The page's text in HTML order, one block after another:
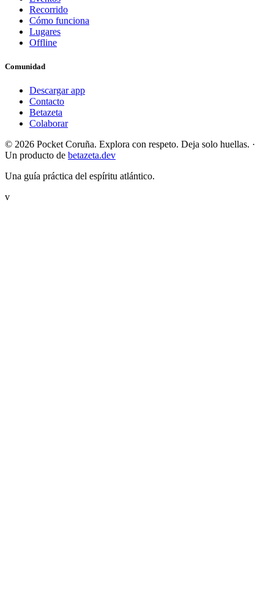
Recorrido
Cómo funciona
Lugares
Offline
Comunidad
Descargar app
Contacto
Betazeta
Colaborar
© 2026 Pocket Coruña. Explora con respeto. Deja solo huellas. ·
Un producto de betazeta.dev
Una guía práctica del espíritu atlántico.
v